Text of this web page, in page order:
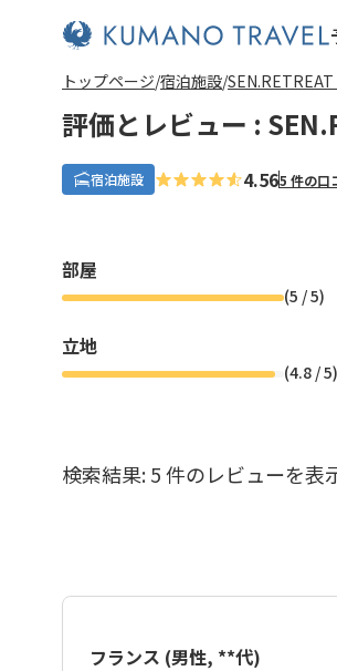
トップページ 宿泊施設
評価とレビュー :
宿泊施設 4.565 件の口
部屋
(5 / 5)
立地
(4.8 / 5)
検索結果: 5 件のレビューを表
フランス (男性, **代)